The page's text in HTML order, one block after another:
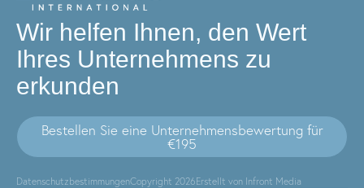
Wir helfen Ihnen, den Wert
Ihres Unternehmens zu
erkunden
Bestellen Sie eine Unternehmensbewertung für
€195
DatenschutzbestimmungenCopyright 2026Erstellt von Infront Media